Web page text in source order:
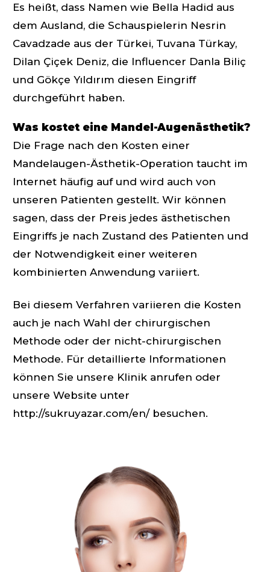
Es heißt, dass Namen wie Bella Hadid aus
dem Ausland, die Schauspielerin Nesrin
Cavadzade aus der Türkei, Tuvana Türkay,
Dilan Çiçek Deniz, die Influencer Danla Biliç
und Gökçe Yıldırım diesen Eingriff
durchgeführt haben.
Was kostet eine Mandel-Augenästhetik?
Die Frage nach den Kosten einer
Mandelaugen-Ästhetik-Operation taucht im
Internet häufig auf und wird auch von
unseren Patienten gestellt. Wir können
sagen, dass der Preis jedes ästhetischen
Eingriffs je nach Zustand des Patienten und
der Notwendigkeit einer weiteren
kombinierten Anwendung variiert.
Bei diesem Verfahren variieren die Kosten
auch je nach Wahl der chirurgischen
Methode oder der nicht-chirurgischen
Methode. Für detaillierte Informationen
können Sie unsere Klinik anrufen oder
unsere Website unter
http://sukruyazar.com/en/ besuchen.